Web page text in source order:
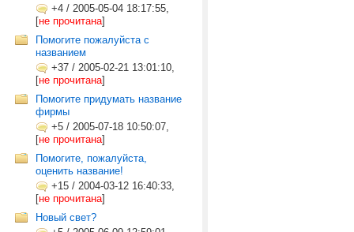
+4 / 2005-05-04 18:17:55,
[не прочитана]
Помогите пожалуйста с
названием
+37 / 2005-02-21 13:01:10,
[не прочитана]
Помогите придумать название
фирмы
+5 / 2005-07-18 10:50:07,
[не прочитана]
Помогите, пожалуйста,
оценить название!
+15 / 2004-03-12 16:40:33,
[не прочитана]
Новый свет?